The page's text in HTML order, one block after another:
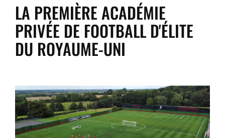
LA PREMIÈRE ACADÉMIE
PRIVÉE DE FOOTBALL D'ÉLITE
DU ROYAUME-UNI